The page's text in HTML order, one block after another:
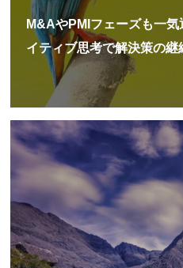
M&AやPMIフェーズも一
イティブ思考で解決策の継